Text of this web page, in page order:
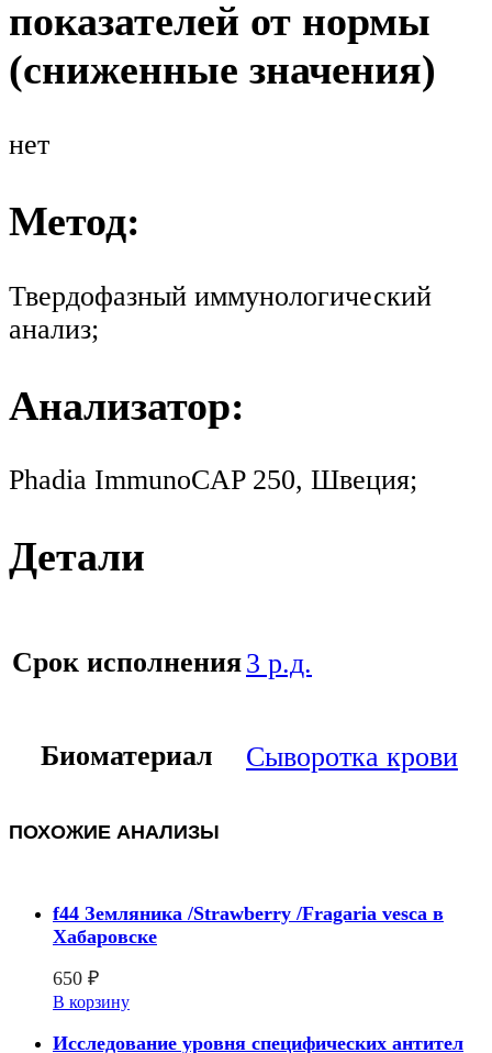
показателей от нормы
(сниженные значения)
нет
Метод:
Твердофазный иммунологический
анализ;
Анализатор:
Phadia ImmunoCAP 250, Швеция;
Детали
Срок исполнения3 р.д.
Биоматериал Сыворотка крови
ПОХОЖИЕ АНАЛИЗЫ
f44 Земляника /Strawberry /Fragaria vesca в
Хабаровске
650 ₽
В корзину
Исследование уровня специфических антител